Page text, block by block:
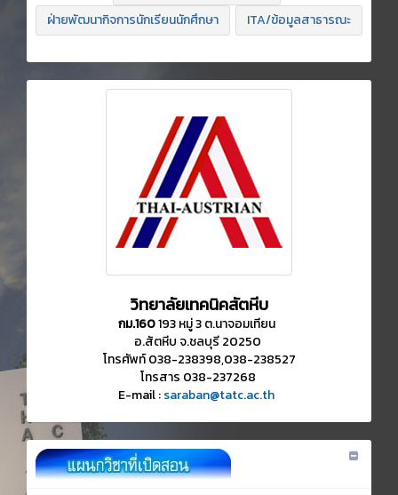
ฝ่ายพัฒนากิจการนักเรียนนักศึกษา
ITA/ข้อมูลสาธารณะ
วิทยาลัยเทคนิคสัตหีบ
กม.160193 หมู่ 3 ต.นาจอมเทียน
อ.สัตหีบ จ.ชลบุรี 20250
โทรศัพท์ 038-238398,038-238527
โทรสาร 038-237268
E-mail :saraban@tatc.ac.th